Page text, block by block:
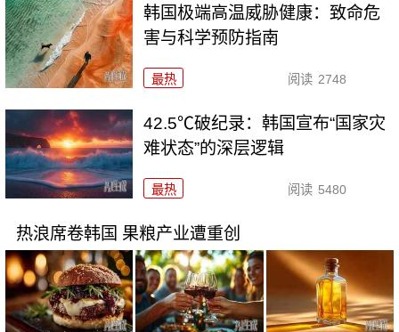
韩国极端高温威胁健康：致命危
害与科学预防指南
最热 阅读 2748
42.5℃破纪录：韩国宣布“国家灾
难状态”的深层逻辑
最热 阅读 5480
热浪席卷韩国 果粮产业遭重创